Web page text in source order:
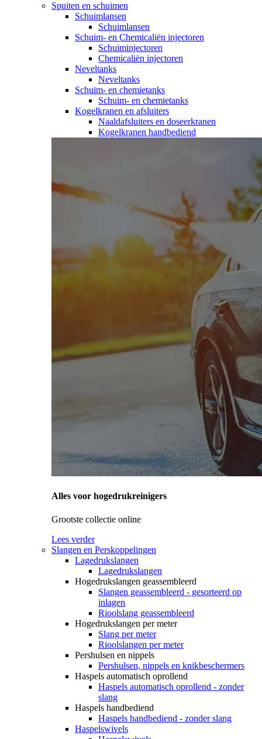
Spuiten en schuimen
Schuimlansen
Schuimlansen
Schuim- en Chemicaliën injectoren
Schuiminjectoren
Chemicaliën injectoren
Neveltanks
Neveltanks
Schuim- en chemietanks
Schuim- en chemietanks
Kogelkranen en afsluiters
Naaldafsluiters en doseerkranen
Kogelkranen handbediend
Alles voor hogedrukreinigers
Grootste collectie online
Lees verder
Slangen en Perskoppelingen
Lagedrukslangen
Lagedrukslangen
Hogedrukslangen geassembleerd
Slangen geassembleerd - gesorteerd op
inlagen
Rioolslang geassembleerd
Hogedrukslangen per meter
Slang per meter
Rioolslangen per meter
Pershulsen en nippels
Pershulsen, nippels en knikbeschermers
Haspels automatisch oprollend
Haspels automatisch oprollend - zonder
slang
Haspels handbediend
Haspels handbediend - zonder slang
Haspelswivels